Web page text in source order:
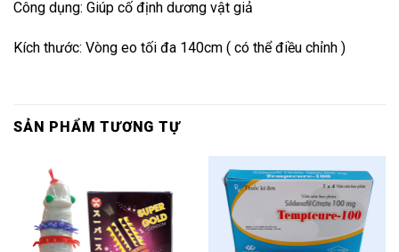
Công dụng: Giúp cố định dương vật giả
Kích thước: Vòng eo tối đa 140cm ( có thể điều chỉnh )
SẢN PHẨM TƯƠNG TỰ